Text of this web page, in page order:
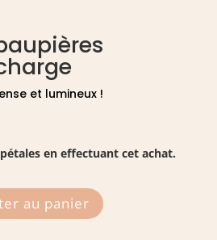
et lumineux !
en effectuant cet achat.
au panier